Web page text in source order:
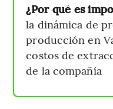
¿Por qué es
la dinámica de
producción en
costos de
de la compañía